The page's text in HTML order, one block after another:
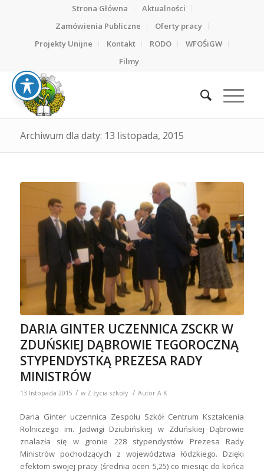
Strona Główna
Aktualności
Zamówienia Publiczne
Oferty pracy
Projekty Unijne
Kontakt RODO
WFOŚiGW
Filmy
Archiwum dla daty: 13 listopada, 2015
DARIA GINTER UCZENNICA ZSCKR W
ZDUŃSKIEJ DĄBROWIE TEGOROCZNĄ
STYPENDYSTKĄ PREZESA RADY
MINISTRÓW
13 listopada 2015 / w Z życia szkoły / Autor A K
Daria Ginter uczennica Zespołu Szkół Centrum Kształcenia
Rolniczego im. Jadwigi Dziubińskiej w Zduńskiej Dąbrowie
znalazła się w gronie 228 stypendystów Prezesa Rady
Ministrów pochodzących z województwa łódzkiego. Dzięki
efektom swojej pracy (średnia ocen 5,25) co miesiąc do końca